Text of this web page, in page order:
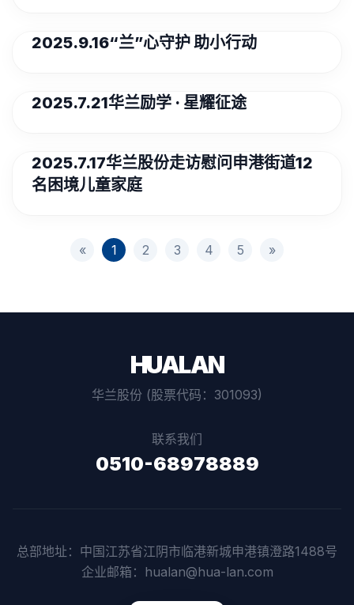
2025.9.16“兰”心守护 助小行动
2025.7.21华兰励学 · 星耀征途
2025.7.17华兰股份走访慰问申港街道12
名困境儿童家庭
« 1 2 3 4 5 »
HUALAN
华兰股份 (股票代码：301093)
联系我们
0510-68978889
总部地址：中国江苏省江阴市临港新城申港镇澄路1488号
企业邮箱：hualan@hua-lan.com